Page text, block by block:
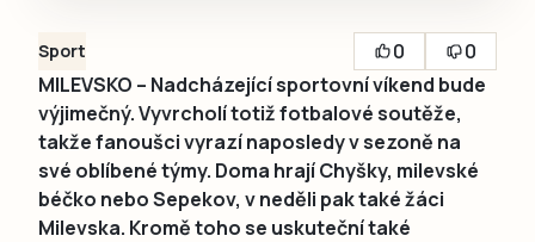
Sport 0
0
MILEVSKO – Nadcházející sportovní víkend bude
výjimečný. Vyvrcholí totiž fotbalové soutěže,
takže fanoušci vyrazí naposledy v sezoně na
své oblíbené týmy. Doma hrají Chyšky, milevské
béčko nebo Sepekov, v neděli pak také žáci
Milevska. Kromě toho se uskuteční také